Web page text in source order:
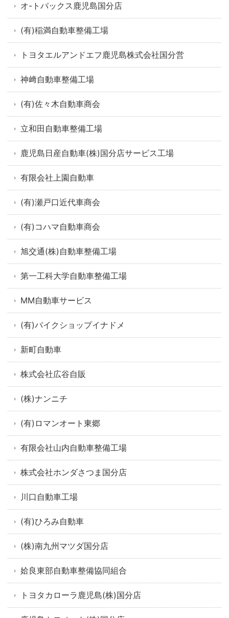
オ-トバックス鹿児島国分店
(有)稲満自動車整備工場
トヨタエルアンドエフ鹿児島株式会社国分営
神﨑自動車整備工場
(有)佐々木自動車商会
立和田自動車整備工場
鹿児島日産自動車(株)国分店サービス工場
有限会社上園自動車
(有)瀬戸口近代車商会
(有)コハマ自動車商会
旭交通(株)自動車整備工場
第一工科大学自動車整備工場
MM自動車サービス
(有)バイクショップイナドメ
新町自動車
株式会社広谷自販
(株)ナンニチ
(有)ロマンオート東郷
有限会社山内自動車整備工場
株式会社ホンダさつま国分店
川口自動車工場
(有)ひろみ自動車
(株)南九州マツダ国分店
姶良東部自動車整備協同組合
トヨタカローラ鹿児島(株)国分店